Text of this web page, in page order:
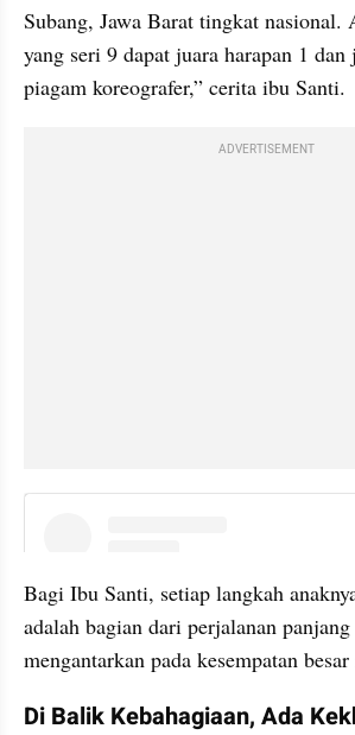
Subang, Jawa Barat tingkat
yang seri 9 dapat juara harapan 1 dan
piagam koreografer,” cerita ibu Santi.
ADVERTISEMENT
Bagi Ibu Santi, setiap langkah
adalah bagian dari perjalanan
mengantarkan pada kesempatan
Di Balik Kebahagiaan, Ada